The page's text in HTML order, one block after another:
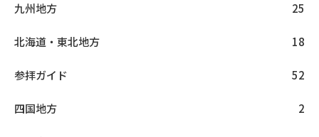
九州地方 25
北海道・東北地方 18
参拝ガイド 52
四国地方 2